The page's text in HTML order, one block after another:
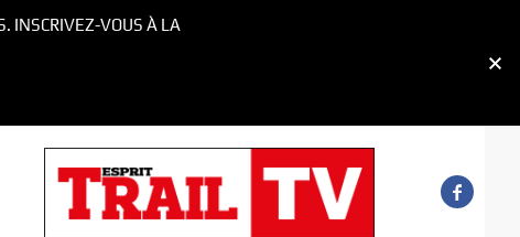
INSCRIVEZ-VOUS À LA